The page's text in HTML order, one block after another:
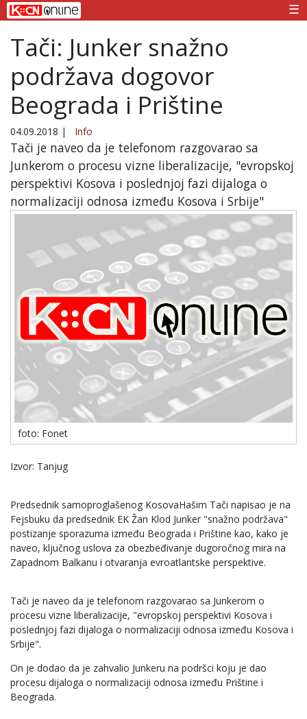
☰
Tači: Junker snažno
podržava dogovor
Beograda i Prištine
04.09.2018 | Info
Tači je naveo da je telefonom razgovarao sa
Junkerom o procesu vizne liberalizacije, "evropskoj
perspektivi Kosova i poslednjoj fazi dijaloga o
normalizaciji odnosa između Kosova i Srbije"
foto: Fonet
Izvor: Tanjug
Predsednik samoproglašenog KosovaHašim Tači napisao je na
Fejsbuku da predsednik EK Žan Klod Junker "snažno podržava"
postizanje sporazuma između Beograda i Prištine kao, kako je
naveo, ključnog uslova za obezbeđivanje dugoročnog mira na
Zapadnom Balkanu i otvaranja evroatlantske perspektive.
Tači je naveo da je telefonom razgovarao sa Junkerom o
procesu vizne liberalizacije, "evropskoj perspektivi Kosova i
poslednjoj fazi dijaloga o normalizaciji odnosa između Kosova i
Srbije".
On je dodao da je zahvalio Junkeru na podršci koju je dao
procesu dijaloga o normalizaciji odnosa između Prištine i
Beograda.